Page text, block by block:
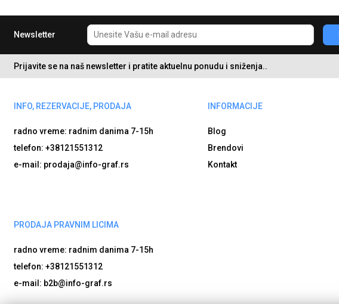
Newsletter
Prijavite se na naš newsletter i pratite aktuelnu ponudu i sniženja..
INFO, REZERVACIJE, PRODAJA
radno vreme: radnim danima 7-15h
telefon: +38121551312
e-mail: prodaja@info-graf.rs
PRODAJA PRAVNIM LICIMA
radno vreme: radnim danima 7-15h
telefon: +38121551312
e-mail: b2b@info-graf.rs
INFORMACIJE
Blog
Brendovi
Kontakt